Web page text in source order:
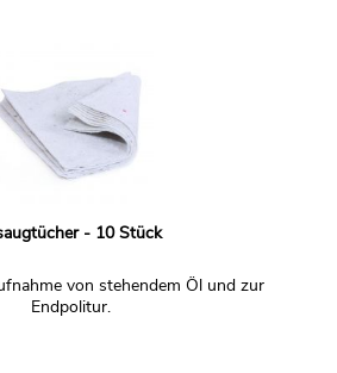
- 10 Stück
von stehendem Öl und zur
Endpolitur.